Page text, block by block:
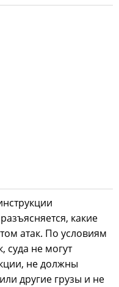
какие
атак. По условиям
суда не могут
не должны
другие грузы и не